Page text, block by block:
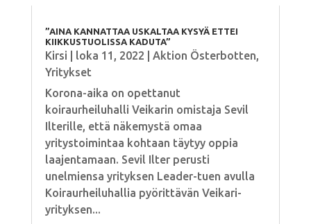
”AINA KANNATTAA USKALTAA KYSYÄ ETTEI
KIIKKUSTUOLISSA KADUTA”
Kirsi loka 11, 2022 Aktion Österbotten,
Yritykset
Korona-aika on opettanut
koiraurheiluhalli Veikarin omistaja Sevil
Ilterille, että näkemystä omaa
yritystoimintaa kohtaan täytyy oppia
laajentamaan. Sevil Ilter perusti
unelmiensa yrityksen Leader-tuen avulla
Koiraurheiluhallia pyörittävän Veikari-
yrityksen...